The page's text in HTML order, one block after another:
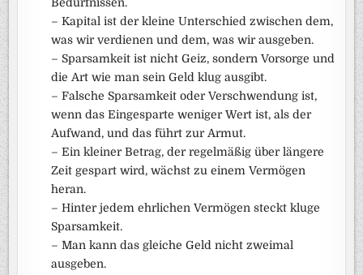
– Kapital ist der kleine Unterschied zwischen dem,
was wir verdienen und dem, was wir ausgeben.
– Sparsamkeit ist nicht Geiz, sondern Vorsorge und
die Art wie man sein Geld klug ausgibt.
– Falsche Sparsamkeit oder Verschwendung ist,
wenn das Eingesparte weniger Wert ist, als der
Aufwand, und das führt zur Armut.
– Ein kleiner Betrag, der regelmäßig über längere
Zeit gespart wird, wächst zu einem Vermögen
heran.
– Hinter jedem ehrlichen Vermögen steckt kluge
Sparsamkeit.
– Man kann das gleiche Geld nicht zweimal
ausgeben.